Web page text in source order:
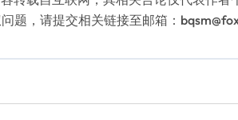
题，请提交相关链接至邮箱：